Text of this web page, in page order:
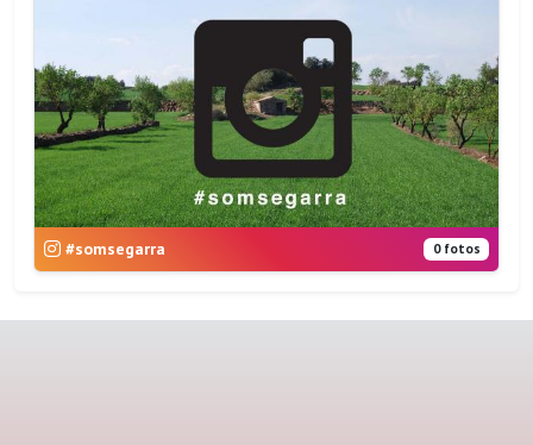
#somsegarra 0 fotos